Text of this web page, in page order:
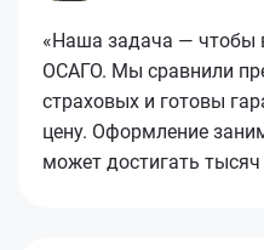
«Наша задача — чтобы
ОСАГО. Мы сравнили
страховых и готовы
цену. Оформление
может достигать тысяч